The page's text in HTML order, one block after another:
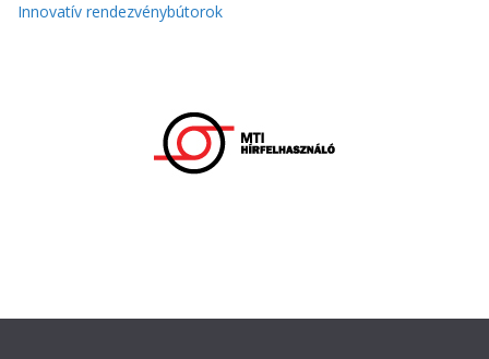
Innovatív rendezvénybútorok